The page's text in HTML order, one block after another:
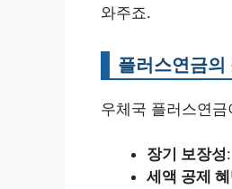
와주죠.
플러스연금의
우체국 플러스연
장기 보장성
세액 공제 혜